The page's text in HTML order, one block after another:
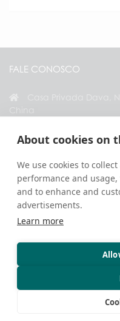
About cookies on
We use cookies to
performance and
and to enhance and
advertisements.
Learn more
FALE CONOSCO
CONECTE-SE CONOSCO
Direitos Autorais © 2026. Todos os
Privacidade